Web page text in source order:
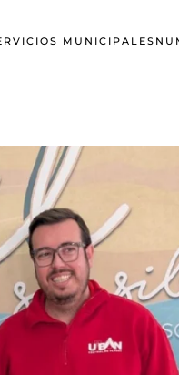
MUNICIPALES